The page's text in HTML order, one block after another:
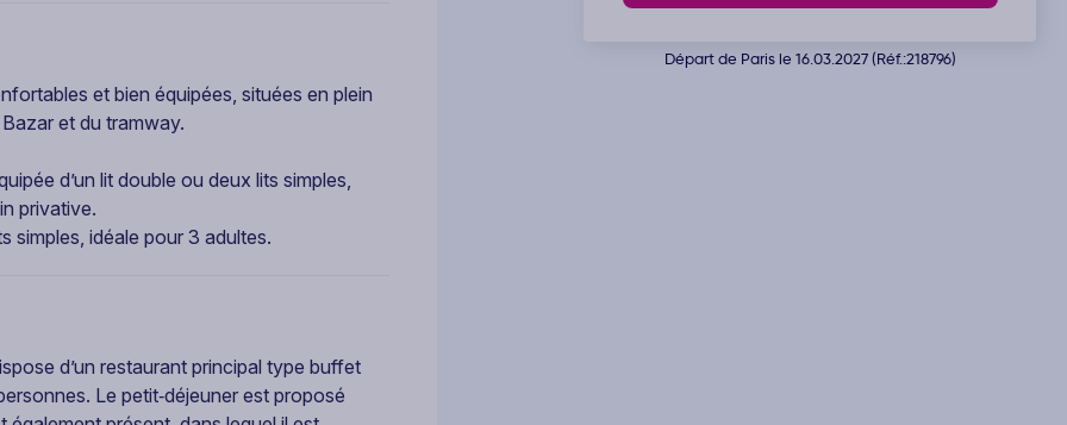
et bien équipées, situées en plein
et du tramway.
d’un lit double ou deux lits simples,
privative.
simples, idéale pour 3 adultes.
d’un restaurant principal type buffet
Le petit‑déjeuner est proposé
Départ de Paris le 16.03.2027 (Réf.:218796)